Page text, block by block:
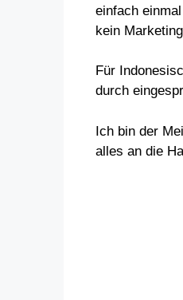
einfach
kein
Für
durch
Ich bin der
alles an die